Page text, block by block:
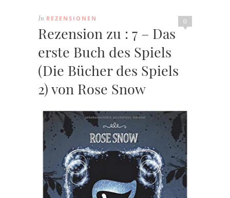
0
In REZENSIONEN
Rezension zu : 7 – Das
erste Buch des Spiels
(Die Bücher des Spiels
2) von Rose Snow